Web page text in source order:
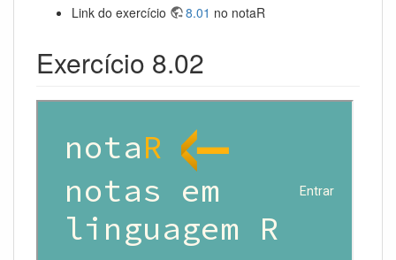
Link do exercício 8.01 no notaR
Exercício 8.02